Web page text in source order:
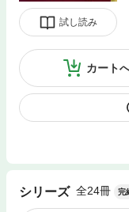
試し読み
カート
シリーズ 全24冊 完